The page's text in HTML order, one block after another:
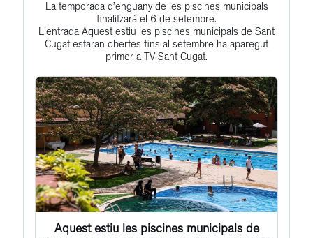
Profile
Get
to
this
La temporada d’enguany de les piscines municipals
finalitzarà el 6 de setembre.
L'entrada Aquest estiu les piscines municipals de Sant
Cugat estaran obertes fins al setembre ha aparegut
primer a TV Sant Cugat.
Aquest estiu les piscines municipals de